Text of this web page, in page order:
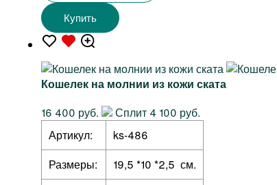
Купить
Кошелек на молнии из кожи ската
16 400 руб.
Сплит 4 100 руб.
Артикул:
ks-486
Размеры:
19,5 *10 *2,5 см.